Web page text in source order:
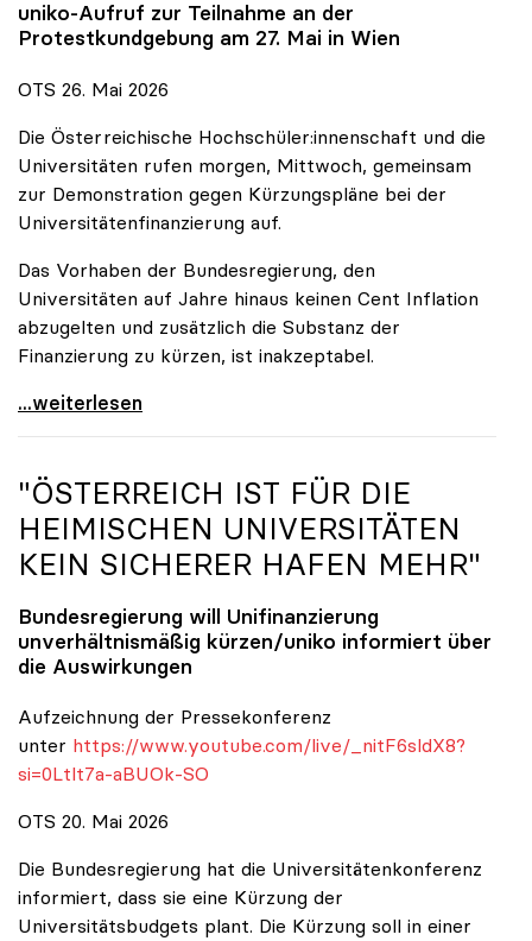
uniko-Aufruf zur Teilnahme an der
Protestkundgebung am 27. Mai in Wien
OTS 26. Mai 2026
Die Österreichische Hochschüler:innenschaft und die
Universitäten rufen morgen, Mittwoch, gemeinsam
zur Demonstration gegen Kürzungspläne bei der
Universitätenfinanzierung auf.
Das Vorhaben der Bundesregierung, den
Universitäten auf Jahre hinaus keinen Cent Inflation
abzugelten und zusätzlich die Substanz der
Finanzierung zu kürzen, ist inakzeptabel.
#UnisRetten Warum es sich zu demonstrieren lohnt
...weiterlesen
"ÖSTERREICH IST FÜR DIE
HEIMISCHEN UNIVERSITÄTEN
KEIN SICHERER HAFEN MEHR"
Bundesregierung will Unifinanzierung
unverhältnismäßig kürzen/uniko informiert über
die Auswirkungen
Aufzeichnung der Pressekonferenz
unter https://www.youtube.com/live/_nitF6sldX8?
si=0Ltlt7a-aBUOk-SO
OTS 20. Mai 2026
Die Bundesregierung hat die Universitätenkonferenz
informiert, dass sie eine Kürzung der
Universitätsbudgets plant. Die Kürzung soll in einer